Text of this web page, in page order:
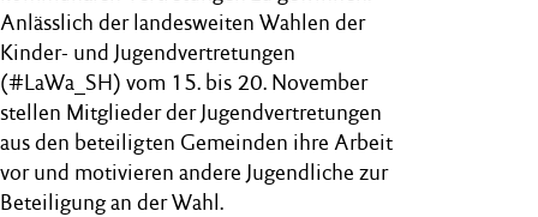
Anlässlich der landesweiten Wahlen der
Kinder- und Jugendvertretungen
(#LaWa_SH) vom 15. bis 20. November
stellen Mitglieder der Jugendvertretungen
aus den beteiligten Gemeinden ihre Arbeit
vor und motivieren andere Jugendliche zur
Beteiligung an der Wahl.